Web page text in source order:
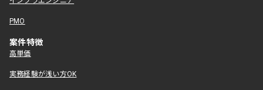
PMO
案件特徴
高単価
実務経験が浅い方OK